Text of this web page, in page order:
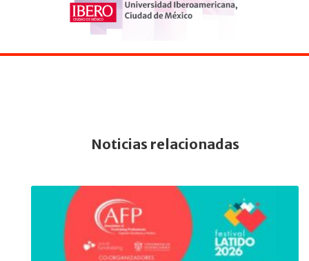
Noticias relacionadas